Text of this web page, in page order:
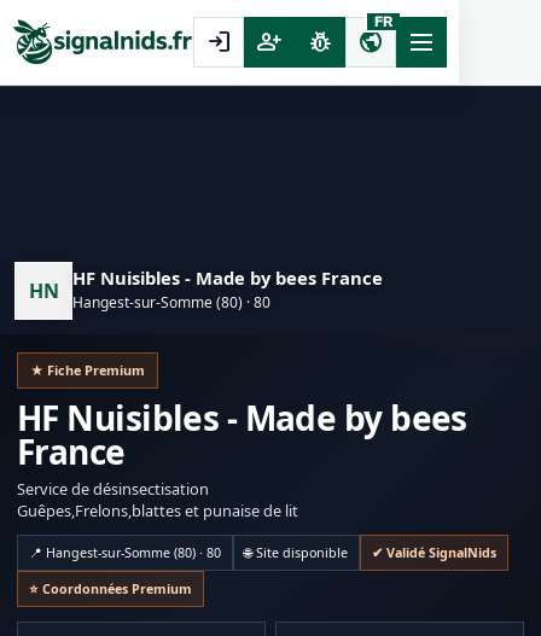
login person_add pest_control public
FR
HN
HF Nuisibles - Made by bees France
Hangest-sur-Somme (80) · 80
★ Fiche Premium
HF Nuisibles - Made by bees
France
Service de désinsectisation
Guêpes,Frelons,blattes et punaise de lit
📍 Hangest-sur-Somme (80) · 80 🌐 Site disponible ✔ Validé SignalNids
⭐ Coordonnées Premium